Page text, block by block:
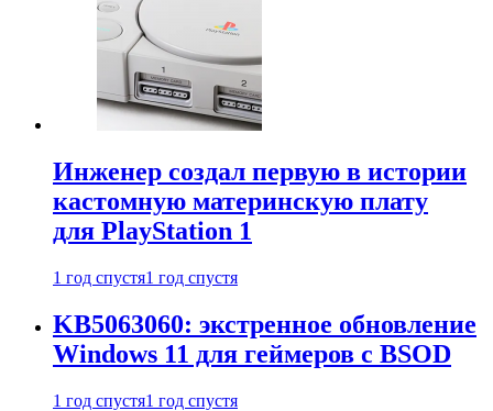
Инженер создал первую в истории
кастомную материнскую плату
для PlayStation 1
1 год спустя1 год спустя
KB5063060: экстренное обновление
Windows 11 для геймеров с BSOD
1 год спустя1 год спустя